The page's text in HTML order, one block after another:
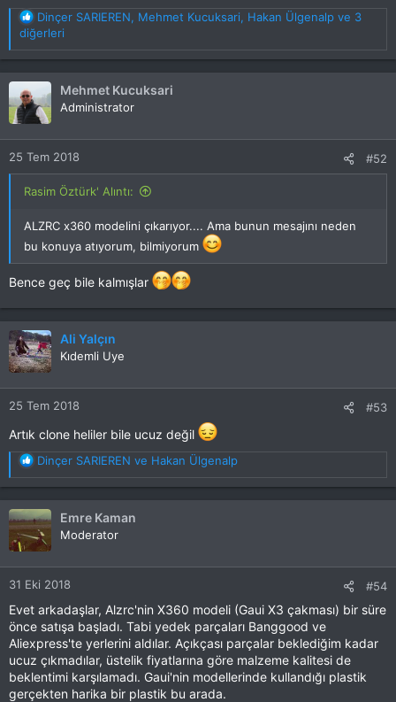
T
e
p
k
i
l
e
r
:
Dinçer SARIEREN, Mehmet Kucuksari, Hakan Ülgenalp ve 3
diğerleri
Mehmet Kucuksari
Administrator
25 Tem 2018 #52
Rasim Öztürk' Alıntı:
ALZRC x360 modelini çıkarıyor.... Ama bunun mesajını neden
bu konuya atıyorum, bilmiyorum
Bence geç bile kalmışlar
Ali Yalçın
Kıdemli Uye
25 Tem 2018 #53
Artık clone heliler bile ucuz değil
T
e
p
k
i
l
e
r
:
Dinçer SARIEREN ve Hakan Ülgenalp
Emre Kaman
Moderator
31 Eki 2018 #54
Evet arkadaşlar, Alzrc'nin X360 modeli (Gaui X3 çakması) bir süre
önce satışa başladı. Tabi yedek parçaları Banggood ve
Aliexpress'te yerlerini aldılar. Açıkçası parçalar beklediğim kadar
ucuz çıkmadılar, üstelik fiyatlarına göre malzeme kalitesi de
beklentimi karşılamadı. Gaui'nin modellerinde kullandığı plastik
gerçekten harika bir plastik bu arada.